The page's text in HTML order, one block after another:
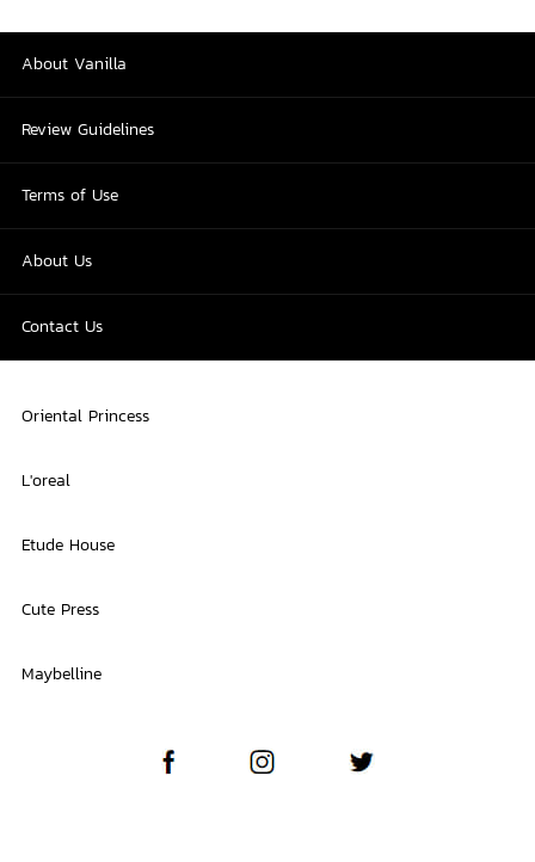
About Vanilla
Review Guidelines
Terms of Use
About Us
Contact Us
Oriental Princess
L'oreal
Etude House
Cute Press
Maybelline